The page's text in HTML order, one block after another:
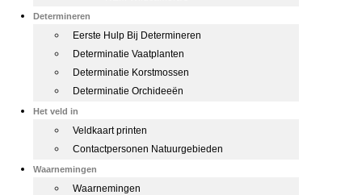
Determineren
Eerste Hulp Bij Determineren
Determinatie Vaatplanten
Determinatie Korstmossen
Determinatie Orchideeën
Het veld in
Veldkaart printen
Contactpersonen Natuurgebieden
Waarnemingen
Waarnemingen